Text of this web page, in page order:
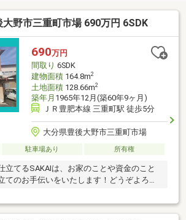
大野市三重町市場 690万円 6SDK
690万円
間取り 6SDK
建物面積164.8m2
土地面積128.66m2
築年月 1965年12月(築60年9ヶ月)
ＪＲ豊肥本線 三重町駅 徒歩5分
大分県豊後大野市三重町市場
駐車場あり 所有権
立てるSAKAIは、お家のことや資金のこと
てのお手伝いをいたします！どうぞよろし